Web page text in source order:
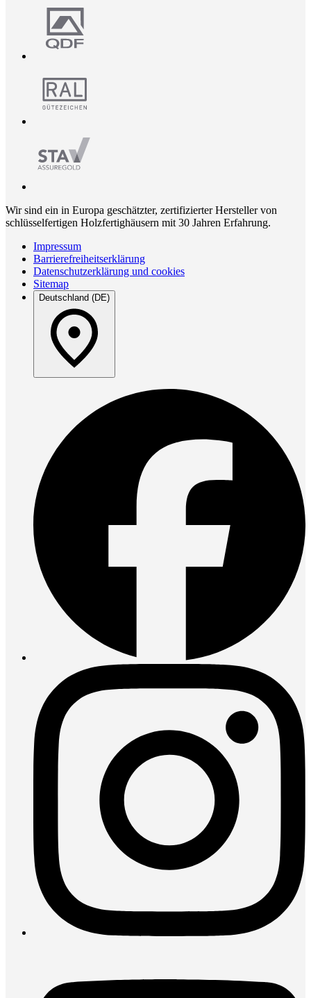
Wir sind ein in Europa geschätzter, zertifizierter Hersteller von
schlüsselfertigen Holzfertighäusern mit 30 Jahren Erfahrung.
Impressum
Barrierefreiheitserklärung
Datenschutzerklärung und cookies
Sitemap
Deutschland (DE)